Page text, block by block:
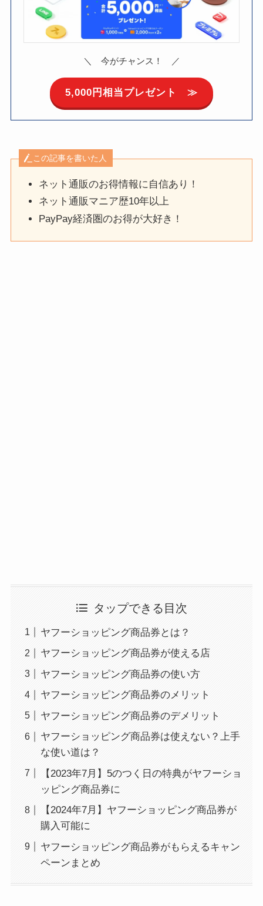
＼ 今がチャンス！ ／
5,000円相当プレゼント ≫
この記事を書いた人
ネット通販のお得情報に自信あり！
ネット通販マニア歴10年以上
PayPay経済圏のお得が大好き！
タップできる目次
ヤフーショッピング商品券とは？
ヤフーショッピング商品券が使える店
ヤフーショッピング商品券の使い方
ヤフーショッピング商品券のメリット
ヤフーショッピング商品券のデメリット
ヤフーショッピング商品券は使えない？上手
な使い道は？
【2023年7月】5のつく日の特典がヤフーショ
ッピング商品券に
【2024年7月】ヤフーショッピング商品券が
購入可能に
ヤフーショッピング商品券がもらえるキャン
ペーンまとめ